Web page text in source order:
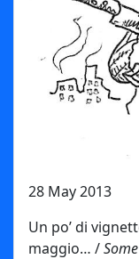
28 May 2013
Un po’ di
maggio… /